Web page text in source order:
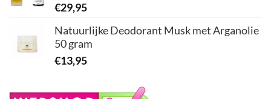
€29,95
Natuurlijke Deodorant Musk met Arganolie
50 gram
€13,95